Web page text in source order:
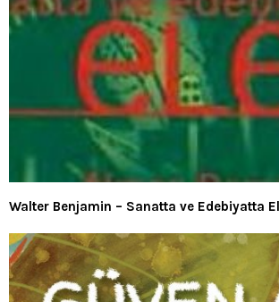
Walter Benjamin – Sanatta ve Edebiyatta